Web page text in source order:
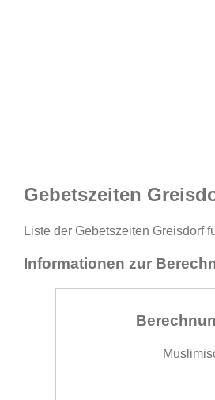
Gebetszeiten
Liste der Gebetszeiten Greisdorf
Informationen zur